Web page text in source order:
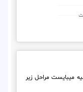
میبایست مراحل زیر